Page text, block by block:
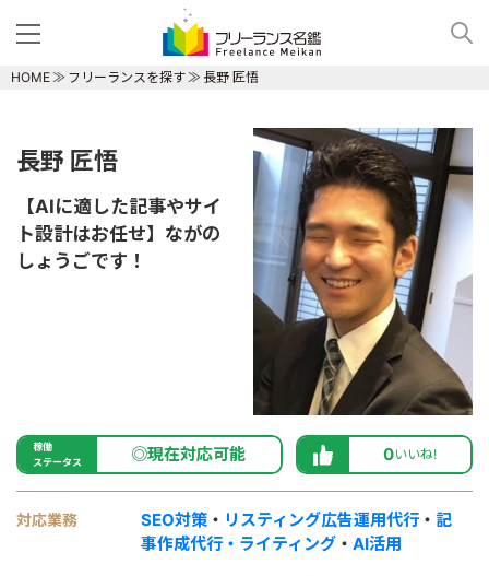
HOME フリーランスを探す 長野 匠悟
長野 匠悟
【AIに適した記事やサイ
ト設計はお任せ】ながの
しょうごです！
稼働
ステータス
◎現在対応可能 0いいね!
対応業務 SEO対策 ・ リスティング広告運用代行 ・ 記
事作成代行・ライティング ・ AI活用